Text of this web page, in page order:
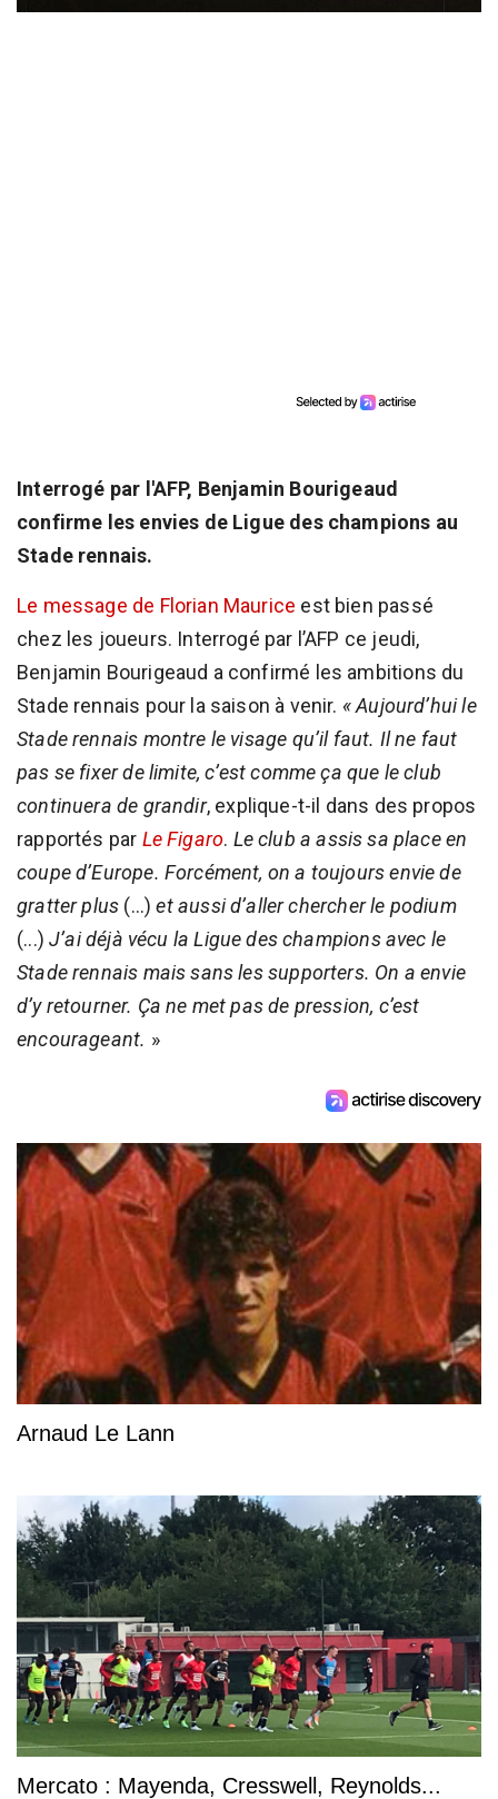
Interrogé par l'AFP, Benjamin Bourigeaud
confirme les envies de Ligue des champions au
Stade rennais.
Le message de Florian Maurice est bien passé
chez les joueurs. Interrogé par l’AFP ce jeudi,
Benjamin Bourigeaud a confirmé les ambitions du
Stade rennais pour la saison à venir. « Aujourd’hui le
Stade rennais montre le visage qu’il faut. Il ne faut
pas se fixer de limite, c’est comme ça que le club
continuera de grandir, explique-t-il dans des propos
rapportés par Le Figaro. Le club a assis sa place en
coupe d’Europe. Forcément, on a toujours envie de
gratter plus (...)et aussi d’aller chercher le podium
(...)J’ai déjà vécu la Ligue des champions avec le
Stade rennais mais sans les supporters. On a envie
d’y retourner. Ça ne met pas de pression, c’est
encourageant. »
Arnaud Le Lann
Mercato : Mayenda, Cresswell, Reynolds...